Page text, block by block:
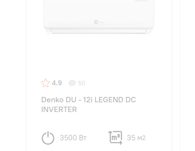
4.9 50
Denko DU - 12i LEGEND DC
INVERTER
3500 Вт 35 м2